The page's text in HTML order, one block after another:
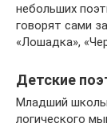
небольших
говорят сами
«Лошадка»,
Детские
Младший
логического